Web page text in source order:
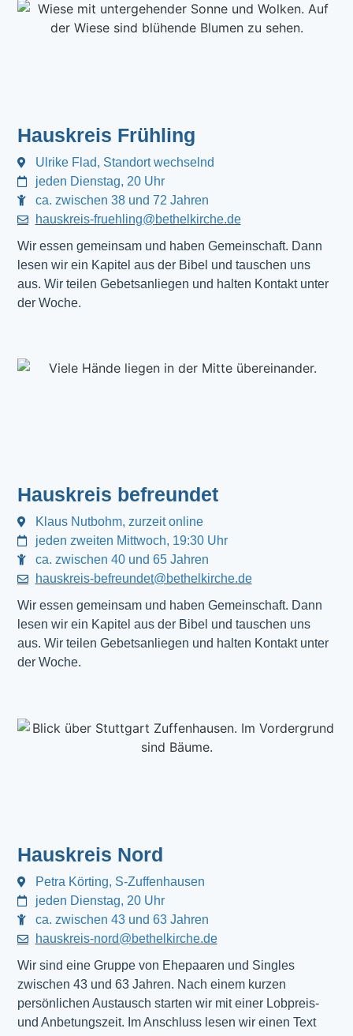
Hauskreis Frühling
Ulrike Flad, Standort wechselnd
jeden Dienstag, 20 Uhr
ca. zwischen 38 und 72 Jahren
hauskreis-fruehling@bethelkirche.de
Wir essen gemeinsam und haben Gemeinschaft. Dann
lesen wir ein Kapitel aus der Bibel und tauschen uns
aus. Wir teilen Gebetsanliegen und halten Kontakt unter
der Woche.
Hauskreis befreundet
Klaus Nutbohm, zurzeit online
jeden zweiten Mittwoch, 19:30 Uhr
ca. zwischen 40 und 65 Jahren
hauskreis-befreundet@bethelkirche.de
Wir essen gemeinsam und haben Gemeinschaft. Dann
lesen wir ein Kapitel aus der Bibel und tauschen uns
aus. Wir teilen Gebetsanliegen und halten Kontakt unter
der Woche.
Hauskreis Nord
Petra Körting, S-Zuffenhausen
jeden Dienstag, 20 Uhr
ca. zwischen 43 und 63 Jahren
hauskreis-nord@bethelkirche.de
Wir sind eine Gruppe von Ehepaaren und Singles
zwischen 43 und 63 Jahren. Nach einem kurzen
persönlichen Austausch starten wir mit einer Lobpreis-
und Anbetungszeit. Im Anschluss lesen wir einen Text